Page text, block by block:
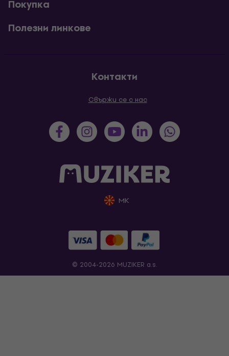
Покупка
Полезни линкове
Контакти
Свържи се с нас
MK
© 2004-2026 MUZIKER a.s.